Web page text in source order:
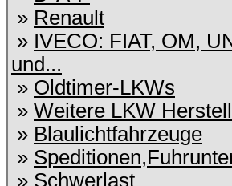
» Renault
» IVECO: FIAT, OM,
und...
» Oldtimer-LKWs
» Weitere LKW
» Blaulichtfahrzeuge
»
» Schwerlast